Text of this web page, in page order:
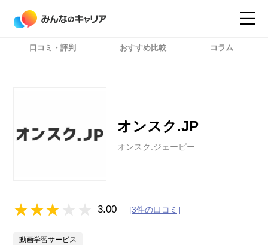
口コミ・評判 おすすめ比較 コラム
オンスク.JP
オンスク.ジェーピー
3.00 [3件の口コミ]
動画学習サービス